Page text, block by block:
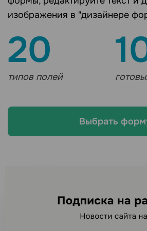
изображения в "дизайнере
20
типов полей
Выбрать